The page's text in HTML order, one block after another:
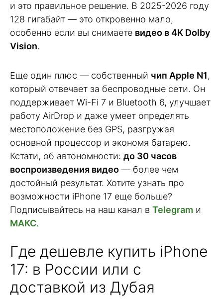
и это правильное решение. В 2025-2026 году
128 гигабайт — это откровенно мало,
особенно если вы снимаете видео в 4K Dolby
Vision.
Еще один плюс — собственный чип Apple N1,
который отвечает за беспроводные сети. Он
поддерживает Wi-Fi 7 и Bluetooth 6, улучшает
работу AirDrop и даже умеет определять
местоположение без GPS, разгружая
основной процессор и экономя батарею.
Кстати, об автономности: до 30 часов
воспроизведения видео — более чем
достойный результат. Хотите узнать про
возможности iPhone 17 еще больше?
Подписывайтесь на наш канал в Telegram и
МАКС.
Где дешевле купить iPhone
17: в России или с
доставкой из Дубая